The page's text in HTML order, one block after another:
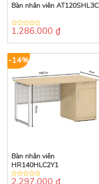
Bàn nhân viên AT120SHL3C
0
of
1.286.000 ₫
-14%
Bàn nhân viên
HR140HLC2Y1
0